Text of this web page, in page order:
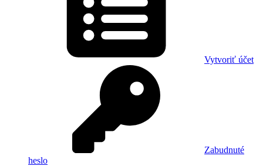
Vytvoriť účet
Zabudnuté
heslo